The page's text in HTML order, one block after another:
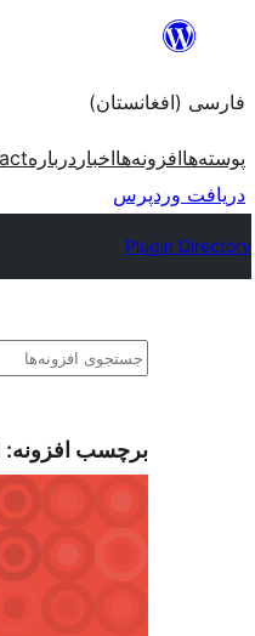
بروید
فارسی (افغانستان)
پوسته‌هاافزونه‌هااخبار درباره
دریافت وردپرس
Plugin Directory
جستجو
برچسب افزونه: